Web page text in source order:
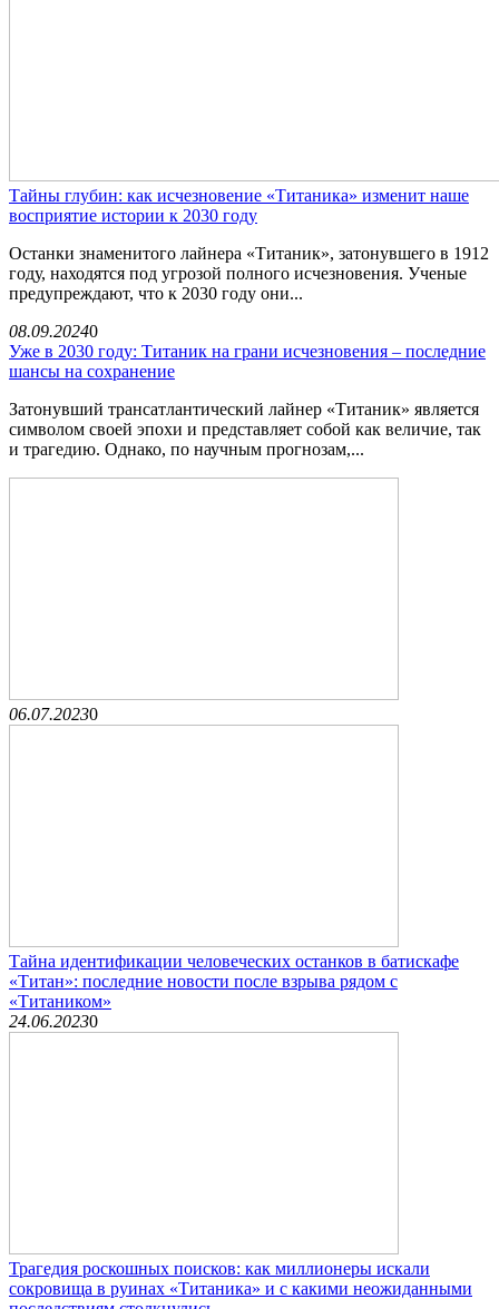
Тайны глубин: как исчезновение «Титаника» изменит наше
восприятие истории к 2030 году
Останки знаменитого лайнера «Титаник», затонувшего в 1912
году, находятся под угрозой полного исчезновения. Ученые
предупреждают, что к 2030 году они...
08.09.20240
Уже в 2030 году: Титаник на грани исчезновения – последние
шансы на сохранение
Затонувший трансатлантический лайнер «Титаник» является
символом своей эпохи и представляет собой как величие, так
и трагедию. Однако, по научным прогнозам,...
06.07.20230
Тайна идентификации человеческих останков в батискафе
«Титан»: последние новости после взрыва рядом с
«Титаником»
24.06.20230
Трагедия роскошных поисков: как миллионеры искали
сокровища в руинах «Титаника» и с какими неожиданными